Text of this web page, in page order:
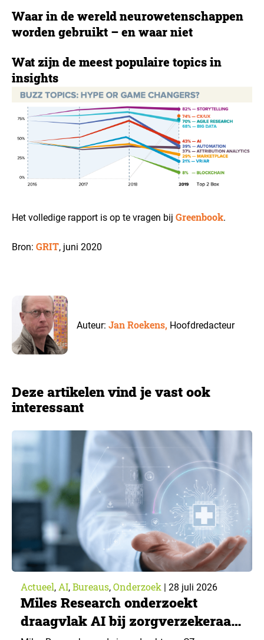
Waar in de wereld neurowetenschappen
worden gebruikt – en waar niet
Wat zijn de meest populaire topics in
insights
Het volledige rapport is op te vragen bij Greenbook.
Bron: GRIT, juni 2020
Auteur:Jan Roekens, Hoofdredacteur
Deze artikelen vind je vast ook
interessant
Actueel, AI, Bureaus, Onderzoek | 28 juli 2026
Miles Research onderzoekt
draagvlak AI bij zorgverzekeraar